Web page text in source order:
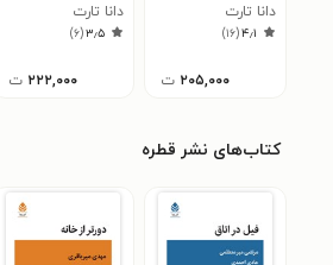
دانا تارت
۴٫۱(۱۶)
۲۰۵,۰۰۰ ت
دانا تارت
۳٫۵(۶)
۲۲۲,۰۰۰ ت
کتاب‌های نشر قطره